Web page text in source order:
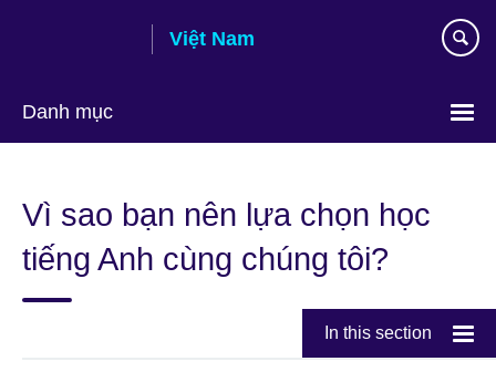
Việt Nam
Danh mục
language
Vì sao bạn nên lựa chọn học
tiếng Anh cùng chúng tôi?
In this section